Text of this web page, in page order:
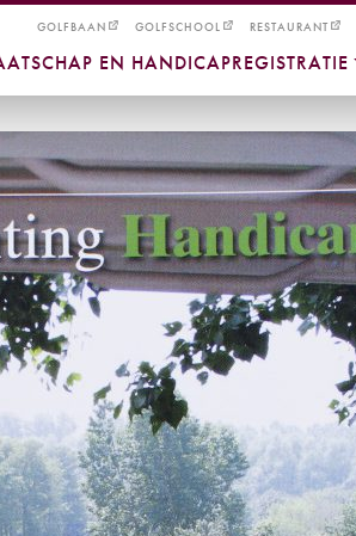
EN HANDICAPREGISTRATIE
RESTAURANT
GOLFSCHOOL
GOLFBAAN